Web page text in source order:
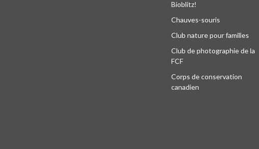
Bioblitz!
Chauves-souris
Club nature pour familles
Club de photographie de la
FCF
Corps de conservation
canadien